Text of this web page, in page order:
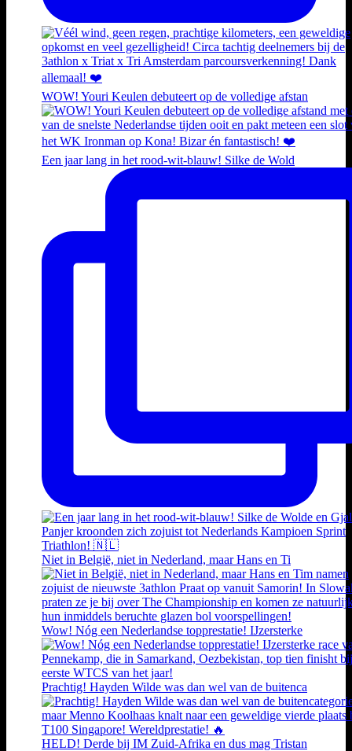
WOW! Youri Keulen debuteert op de volledige afstan
Een jaar lang in het rood-wit-blauw! Silke de Wold
Niet in België, niet in Nederland, maar Hans en Ti
Wow! Nóg een Nederlandse topprestatie! IJzersterke
Prachtig! Hayden Wilde was dan wel van de buitenca
HELD! Derde bij IM Zuid-Afrika en dus mag Tristan